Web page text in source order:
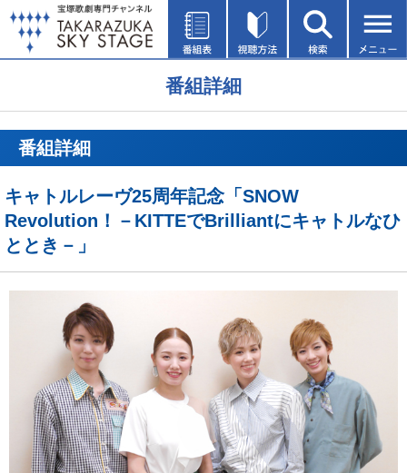
番組詳細
番組詳細
キャトルレーヴ25周年記念「SNOW
Revolution！－KITTEでBrilliantにキャトルなひ
ととき－」